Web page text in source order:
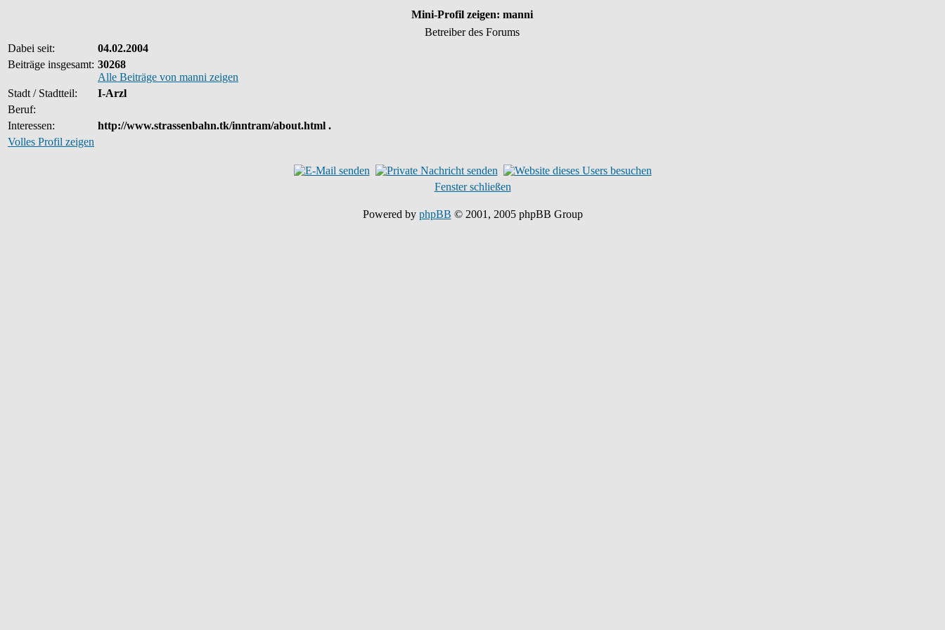
Mini-Profil zeigen: manni
Betreiber des Forums
Dabei seit:
04.02.2004
Beiträge insgesamt: 30268
Alle Beiträge von manni zeigen
Stadt / Stadtteil:
I-Arzl
Beruf:
Interessen:
http://www.strassenbahn.tk/inntram/about.html .
Volles Profil zeigen
Fenster schließen
Powered by phpBB © 2001, 2005 phpBB Group